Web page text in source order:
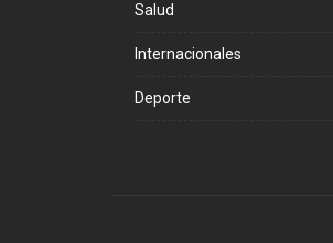
Salud
Internacionales
Deporte